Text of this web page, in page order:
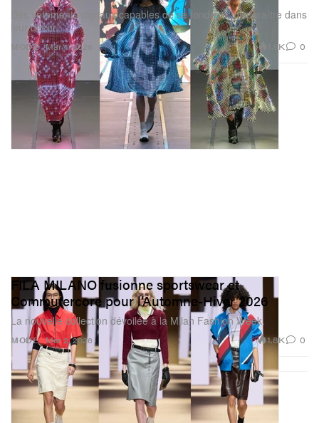
MODE
Des vêtements digitaux capables de se fondre et disparaître dans
leur décor.
Mar 4, 2026 1.9K 0
MODE
FILA MILANO fusionne sportswear et
Commutercore pour l’Automne-Hiver 2026
La nouvelle collection dévoilée à la Milan Fashion Week.
Mar 2, 2026 1.8K 0